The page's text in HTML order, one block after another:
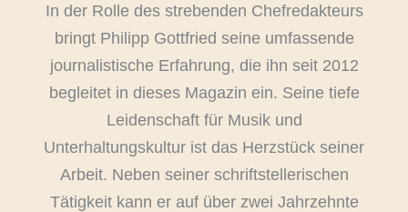
In der Rolle des strebenden Chefredakteurs
bringt Philipp Gottfried seine umfassende
journalistische Erfahrung, die ihn seit 2012
begleitet in dieses Magazin ein. Seine tiefe
Leidenschaft für Musik und
Unterhaltungskultur ist das Herzstück seiner
Arbeit. Neben seiner schriftstellerischen
Tätigkeit kann er auf über zwei Jahrzehnte